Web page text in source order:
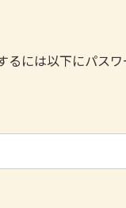
るには以下にパス